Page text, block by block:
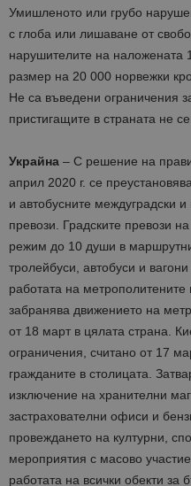
Умишленото или грубо
с глоба или лишаване от
нарушителите на наложената
размер на 20 000 норвежки
Не са въведени ограничения
пристигащите в страната не
Украйна – С решение на
април 2020 г. се
и автобусните междуградски
превози. Градските превози
режим до 10 души в
тролейбуси, автобуси и
работата на
забранява движението на
от 18 март в цялата страна.
ограничения, считано от 17
гражданите в столицата.
изключение на хранителни
застрахователни офиси и
провеждането на културни,
мероприятия с масово
работата на всички обекти за